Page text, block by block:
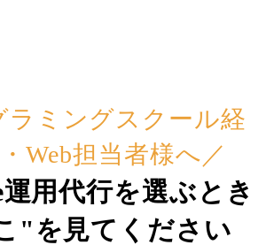
ラミングスクール経
Web担当者様へ／
用代行を選ぶとき
"を見てください